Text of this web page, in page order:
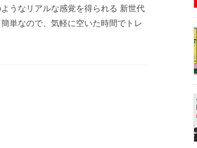
うなリアルな感覚を得られる 新世代
単なので、気軽に空いた時間でトレ